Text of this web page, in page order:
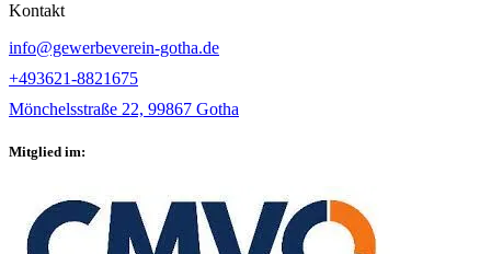
Kontakt
info@gewerbeverein-gotha.de
+493621-8821675
Mönchelsstraße 22, 99867 Gotha
Mitglied im: